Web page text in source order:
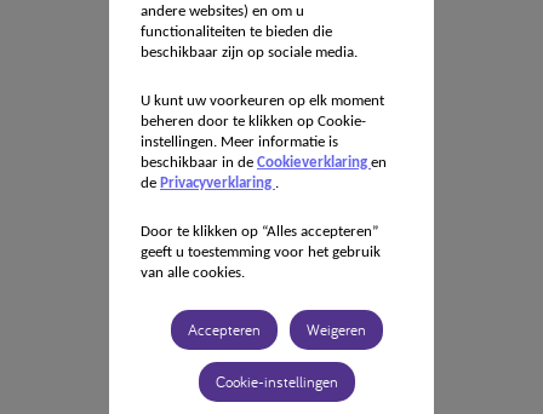
andere websites) en om u
functionaliteiten te bieden die
beschikbaar zijn op sociale media.
U kunt uw voorkeuren op elk moment
beheren door te klikken op Cookie-
instellingen. Meer informatie is
beschikbaar in de Cookieverklaring en
de Privacyverklaring .
Door te klikken op “Alles accepteren”
geeft u toestemming voor het gebruik
van alle cookies.
Accepteren Weigeren
Cookie-instellingen